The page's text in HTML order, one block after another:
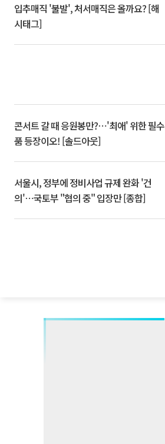
입추매직 '불발', 처서매직은 올까요? [해
시태그]
콘서트 갈 때 응원봉만?⋯'최애' 위한 필수
품 등장이오! [솔드아웃]
서울시, 정부에 정비사업 규제 완화 '건
의'⋯국토부 "협의 중" 입장만 [종합]